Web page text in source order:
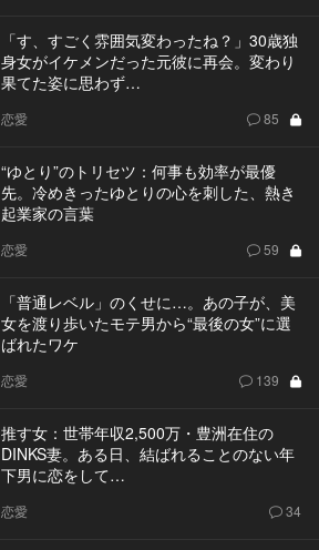
「す、すごく雰囲気変わったね？」30歳独
身女がイケメンだった元彼に再会。変わり
果てた姿に思わず…
恋愛 85
“ゆとり”のトリセツ：何事も効率が最優
先。冷めきったゆとりの心を刺した、熱き
起業家の言葉
恋愛 59
「普通レベル」のくせに…。あの子が、美
女を渡り歩いたモテ男から“最後の女”に選
ばれたワケ
恋愛 139
推す女：世帯年収2,500万・豊洲在住の
DINKS妻。ある日、結ばれることのない年
下男に恋をして…
恋愛 34